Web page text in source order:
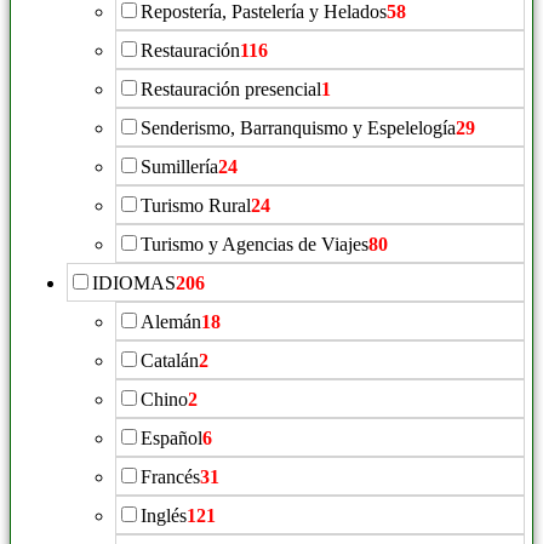
Repostería, Pastelería y Helados58
Restauración116
Restauración presencial1
Senderismo, Barranquismo y Espelelogía29
Sumillería24
Turismo Rural24
Turismo y Agencias de Viajes80
IDIOMAS206
Alemán18
Catalán2
Chino2
Español6
Francés31
Inglés121